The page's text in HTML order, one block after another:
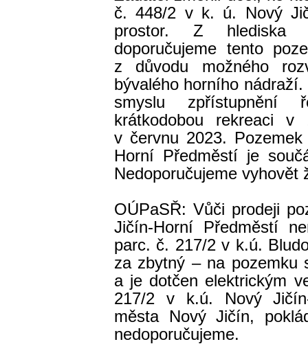
č. 448/2 v k. ú. Nový
prostor. Z hlediska
doporučujeme tento
z důvodu možného
bývalého horního
smyslu zpřístupnění
krátkodobou rekreaci v
v červnu 2023.
Horní Předměstí je
Nedoporučujeme vyhovět
OÚPaSŘ: Vůči prodeji
Jičín-Horní Předměstí
parc. č. 217/2 v k.ú.
za zbytný – na pozemku
a je dotčen elektrickým
217/2 v k.ú. Nový
města Nový Jičín,
nedoporučujeme.